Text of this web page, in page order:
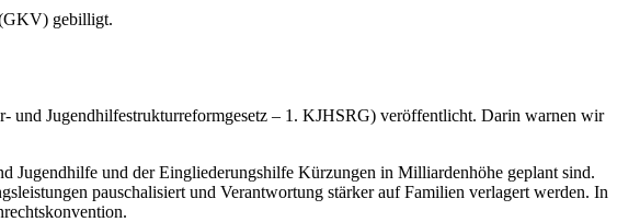
(GKV) gebilligt.
und Jugendhilfestrukturreformgesetz – 1. KJHSRG) veröffentlicht. Darin warnen wir
Jugendhilfe und der Eingliederungshilfe Kürzungen in Milliardenhöhe geplant sind.
pauschalisiert und Verantwortung stärker auf Familien verlagert werden. In